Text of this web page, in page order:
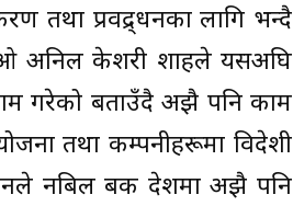
तथा प्रवद्र्धनका लागि भन्दै
अनिल केशरी शाहले यसअघि
गरेको बताउँदै अझै पनि काम
तथा कम्पनीहरूमा विदेशी
नबिल बैंक देशमा अझै पनि